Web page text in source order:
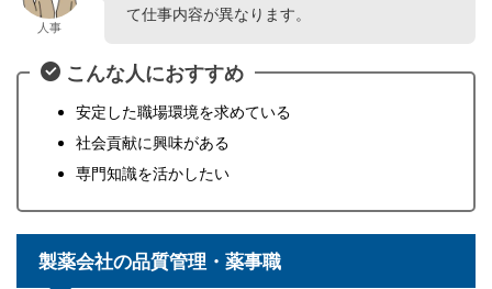
人事
て仕事内容が異なります。
こんな人におすすめ
安定した職場環境を求めている
社会貢献に興味がある
専門知識を活かしたい
製薬会社の品質管理・薬事職